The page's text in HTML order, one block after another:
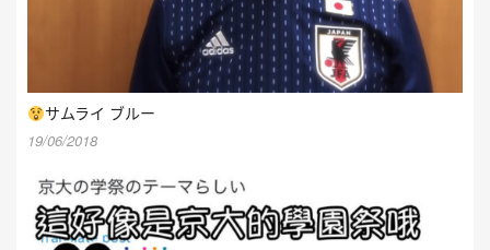
サムライ ブルー
19/06/2018